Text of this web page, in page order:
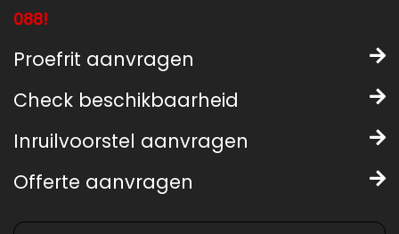
088!
Proefrit aanvragen
Check beschikbaarheid
Inruilvoorstel aanvragen
Offerte aanvragen